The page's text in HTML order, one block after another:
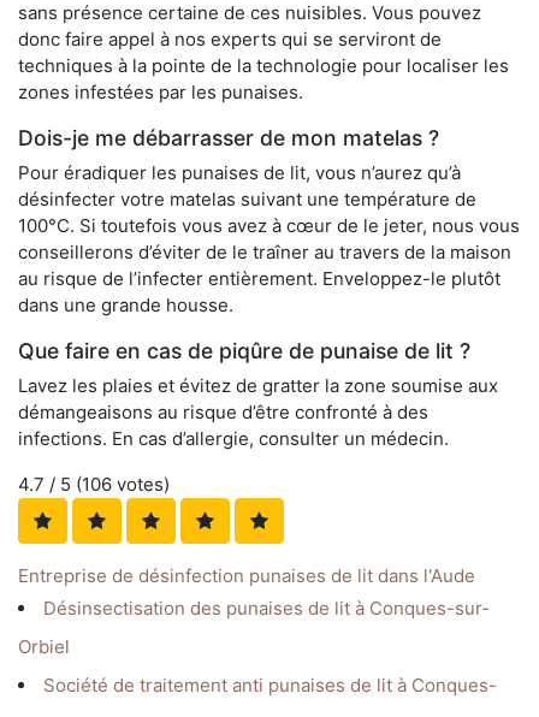
sans présence certaine de ces nuisibles. Vous pouvez
donc faire appel à nos experts qui se serviront de
techniques à la pointe de la technologie pour localiser les
zones infestées par les punaises.
Dois-je me débarrasser de mon matelas ?
Pour éradiquer les punaises de lit, vous n’aurez qu’à
désinfecter votre matelas suivant une température de
100°C. Si toutefois vous avez à cœur de le jeter, nous vous
conseillerons d’éviter de le traîner au travers de la maison
au risque de l’infecter entièrement. Enveloppez-le plutôt
dans une grande housse.
Que faire en cas de piqûre de punaise de lit ?
Lavez les plaies et évitez de gratter la zone soumise aux
démangeaisons au risque d’être confronté à des
infections. En cas d’allergie, consulter un médecin.
4.7 / 5 (106 votes)
Entreprise de désinfection punaises de lit dans l'Aude
Désinsectisation des punaises de lit à Conques-sur-
Orbiel
Société de traitement anti punaises de lit à Conques-